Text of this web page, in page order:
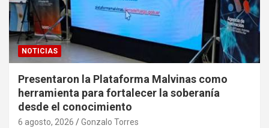
NOTICIAS
Presentaron la Plataforma Malvinas como
herramienta para fortalecer la soberanía
desde el conocimiento
6 agosto, 2026 Gonzalo Torres